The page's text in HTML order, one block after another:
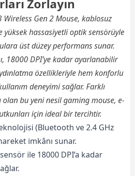
Zorlayın
Wireless Gen 2 Mouse, kablosuz
yüksek hassasiyetli optik sensörüyle
üst düzey performans sunar.
18000 DPI’ye kadar ayarlanabilir
özellikleriyle hem konforlu
deneyimi sağlar. Farklı
bu yeni nesil gaming mouse, e-
için ideal bir tercihtir.
(Bluetooth ve 2.4 GHz
imkânı sunar.
ile 18000 DPI’a kadar